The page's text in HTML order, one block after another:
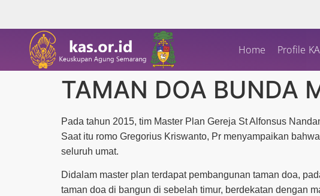
Home Profile
TAMAN DOA BUNDA
Pada tahun 2015, tim Master Plan Gereja St Alfonsus
Saat itu romo Gregorius Kriswanto, Pr menyampaikan
seluruh umat.
Didalam master plan terdapat pembangunan taman doa,
taman doa di bangun di sebelah timur, berdekatan dengan